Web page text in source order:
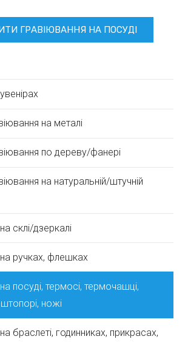
ГРАВІЮВАННЯ НА ПОСУДІ
на металі
по дереву/фанері
на натуральній/штучній
склі/дзеркалі
ручках, флешках
посуді, термосі, термочашці,
ножі
браслеті, годинниках, прикрасах,